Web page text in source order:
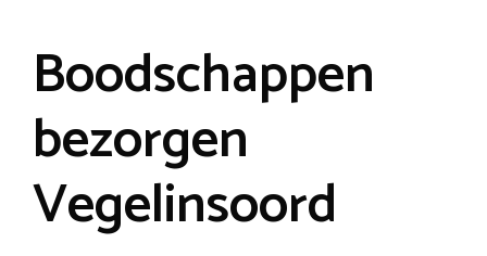
Boodschappen
bezorgen
Vegelinsoord